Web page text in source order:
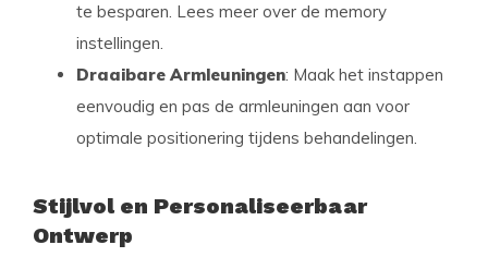
te besparen. Lees meer over de memory
instellingen.
Draaibare Armleuningen: Maak het instappen
eenvoudig en pas de armleuningen aan voor
optimale positionering tijdens behandelingen.
Stijlvol en Personaliseerbaar
Ontwerp